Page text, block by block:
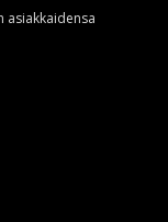
asiakkaidensa